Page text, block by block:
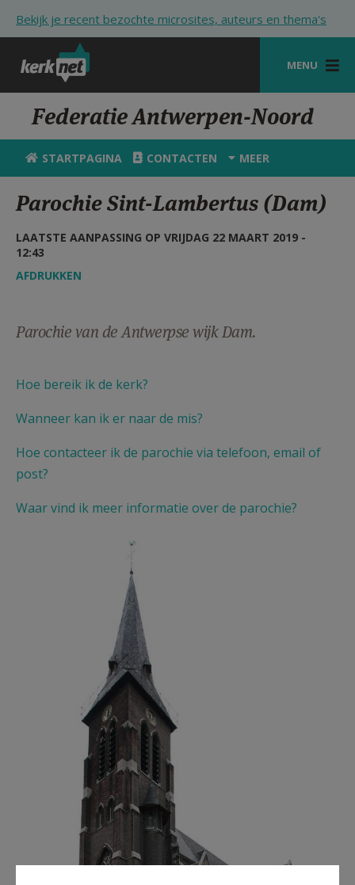
Bekijk je recent bezochte microsites, auteurs en thema's
MENU
STARTPAGINA
KERK
VIERINGEN
SHOP
ZOEKEN
HULP
MIJN PAROCHIE
Federatie Antwerpen-Noord
STARTPAGINA CONTACTEN MEER
Parochie Sint-Lambertus (Dam)
LAATSTE AANPASSING OP VRIJDAG 22 MAART 2019 -
12:43
AFDRUKKEN
Parochie van de Antwerpse wijk Dam.
Hoe bereik ik de kerk?
Wanneer kan ik er naar de mis?
Hoe contacteer ik de parochie via telefoon, email of
post?
Waar vind ik meer informatie over de parochie?